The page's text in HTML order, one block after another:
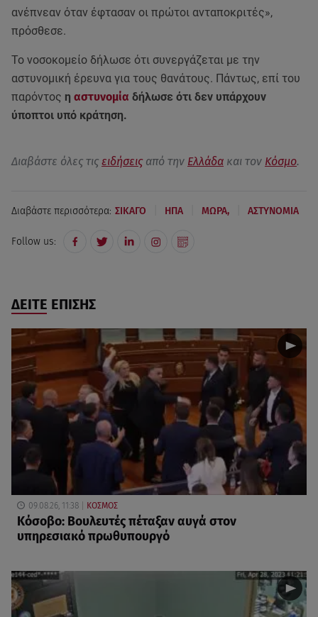
ανέπνεαν όταν έφτασαν οι πρώτοι ανταποκριτές»,
πρόσθεσε.
Το νοσοκομείο δήλωσε ότι συνεργάζεται με την
αστυνομική έρευνα για τους θανάτους. Πάντως, επί του
παρόντος η αστυνομία δήλωσε ότι δεν υπάρχουν
ύποπτοι υπό κράτηση.
Διαβάστε όλες τις ειδήσεις από την Ελλάδα και τον Κόσμο.
Διαβάστε περισσότερα: ΣΙΚΑΓΟ ΗΠΑ ΜΩΡΑ, ΑΣΤΥΝΟΜΙΑ
Follow us:
ΔΕΙΤΕ ΕΠΙΣΗΣ
09.08.26, 11:38 ΚΟΣΜΟΣ
Κόσοβο: Βουλευτές πέταξαν αυγά στον
υπηρεσιακό πρωθυπουργό